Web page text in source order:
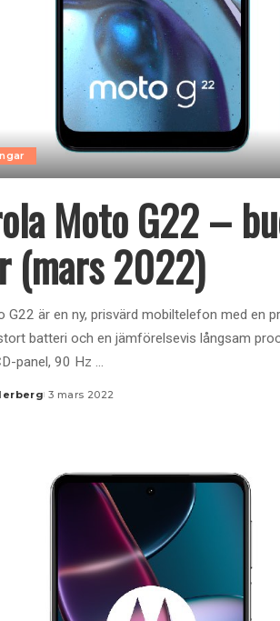
Moto G22 –
(mars 2022)
är en ny, prisvärd mobiltelefon med en
batteri och en jämförelsevis långsam
panel, 90 Hz ...
3 mars 2022